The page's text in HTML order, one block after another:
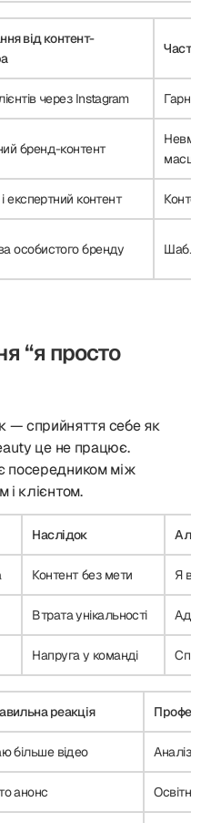
від контент-
Часті
через Instagram Гарні
бренд-контент
і експертний контент
особистого бренду
“я просто
сприйняття себе як
це не працює.
посередником між
і клієнтом.
Наслідок
Контент без мети Я
Втрата унікальності
Напруга у команді
реакція
більше відео Аналізую
анонс Освітній